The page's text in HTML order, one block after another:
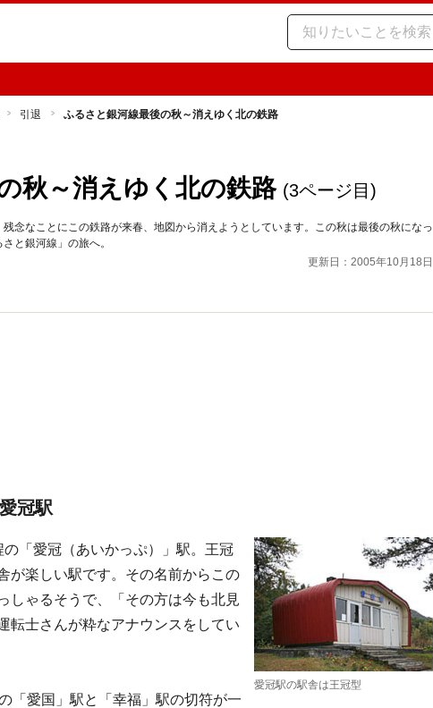
引退 ふるさと銀河線最後の秋～消えゆく北の鉄路
秋～消えゆく北の鉄路 (3ページ目)
念なことにこの鉄路が来春、地図から消えようとしています。この秋は最後の秋になっ
と銀河線」の旅へ。
更新日：2005年10月18日
冠駅
愛冠駅の駅舎は王冠型
「愛冠（あいかっぷ）」駅。王冠
が楽しい駅です。その名前からこの
しゃるそうで、「その方は今も北見
転士さんが粋なアナウンスをしてい
「愛国」駅と「幸福」駅の切符が一